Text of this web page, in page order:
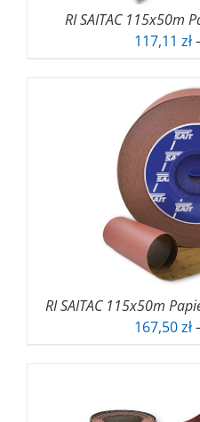
RI SAITAC 115x50m
117,11 zł
RI SAITAC 115x50m
167,50zł